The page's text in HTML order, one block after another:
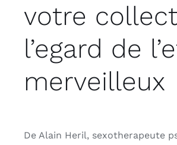
votre
l’egard de
merveilleux
De Alain Heril, sexotherapeute